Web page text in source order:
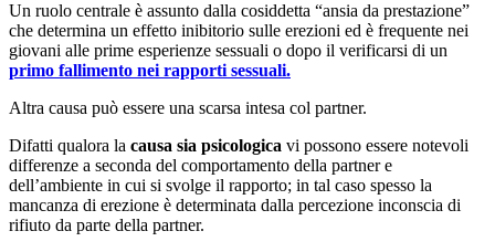
Un ruolo centrale è assunto dalla cosiddetta “ansia da prestazione”
che determina un effetto inibitorio sulle erezioni ed è frequente nei
giovani alle prime esperienze sessuali o dopo il verificarsi di un
primo fallimento nei rapporti sessuali.
Altra causa può essere una scarsa intesa col partner.
Difatti qualora la causa sia psicologica vi possono essere notevoli
differenze a seconda del comportamento della partner e
dell’ambiente in cui si svolge il rapporto; in tal caso spesso la
mancanza di erezione è determinata dalla percezione inconscia di
rifiuto da parte della partner.